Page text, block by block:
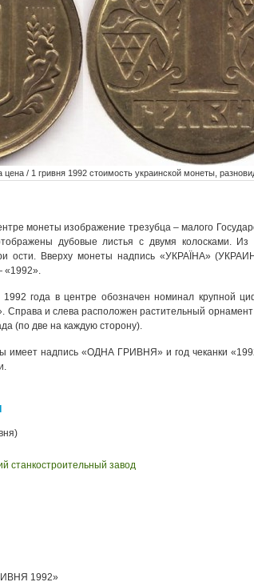
цена / 1 гривня 1992 стоимость украинской монеты,
монеты изображение трезубца – малого
дубовые листья с двумя колосками. Из
ости. Вверху монеты надпись «УКРАЇНА»
«1992».
года в центре обозначен номинал крупной
и слева расположен растительный орнамент
(по две на каждую сторону).
имеет надпись «ОДНА ГРИВНЯ» и год чеканки
станкостроительный завод
1992»